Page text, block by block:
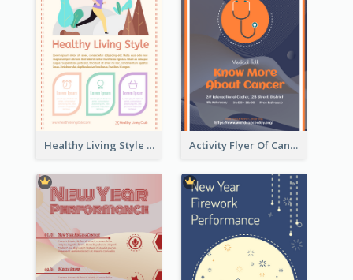
Healthy Living Style Flyer In Warm Colour Tone Activity Flyer Of Cancer Talk In Dark Colour Tone